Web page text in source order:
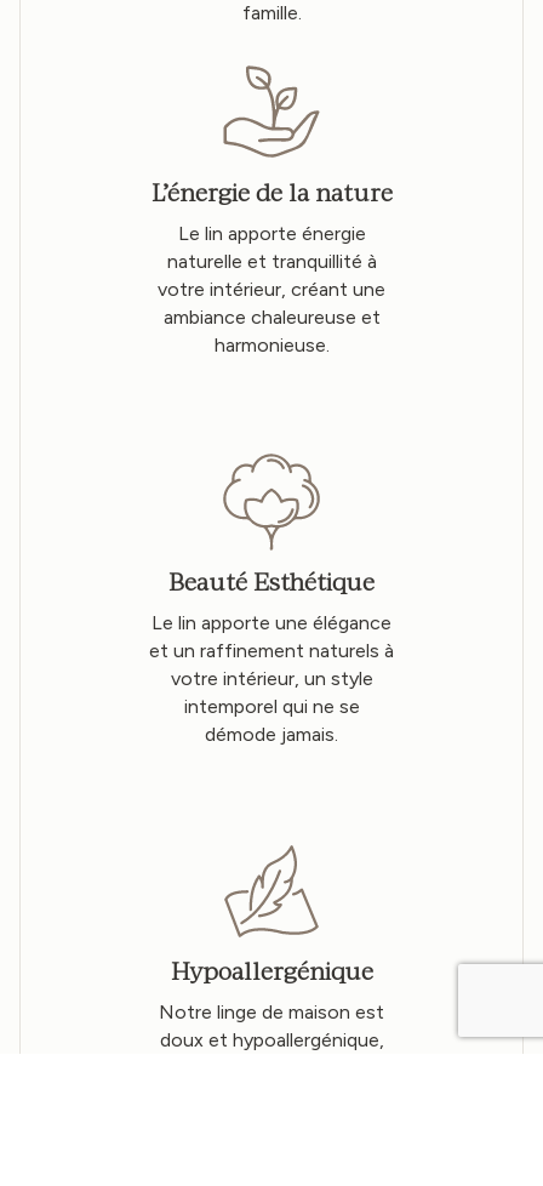
famille.
L’énergie de la nature
Le lin apporte énergie
naturelle et tranquillité à
votre intérieur, créant une
ambiance chaleureuse et
harmonieuse.
Beauté Esthétique
Le lin apporte une élégance
et un raffinement naturels à
votre intérieur, un style
intemporel qui ne se
démode jamais.
Hypoallergénique
Notre linge de maison est
doux et hypoallergénique,